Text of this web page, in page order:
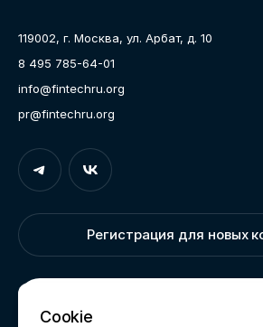
Карьера
Контакты
Документы
119002, г. Москва, ул. Арбат, д. 10
8 495 785-64-01
info@fintechru.org
pr@fintechru.org
Регистрация для новых
Cookie
Вход
Укажите вашу корпоративную
ссылку для входа